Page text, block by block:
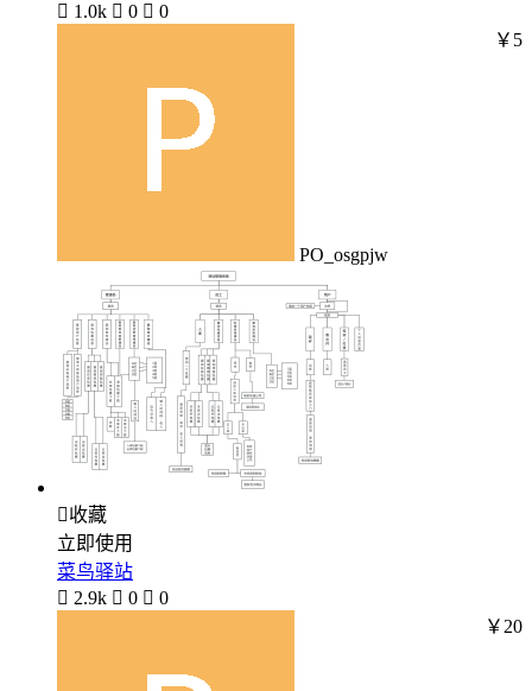
 1.0k  0  0
PO_osgpjw
￥5
收藏
立即使用
菜鸟驿站
 2.9k  0  0
￥20